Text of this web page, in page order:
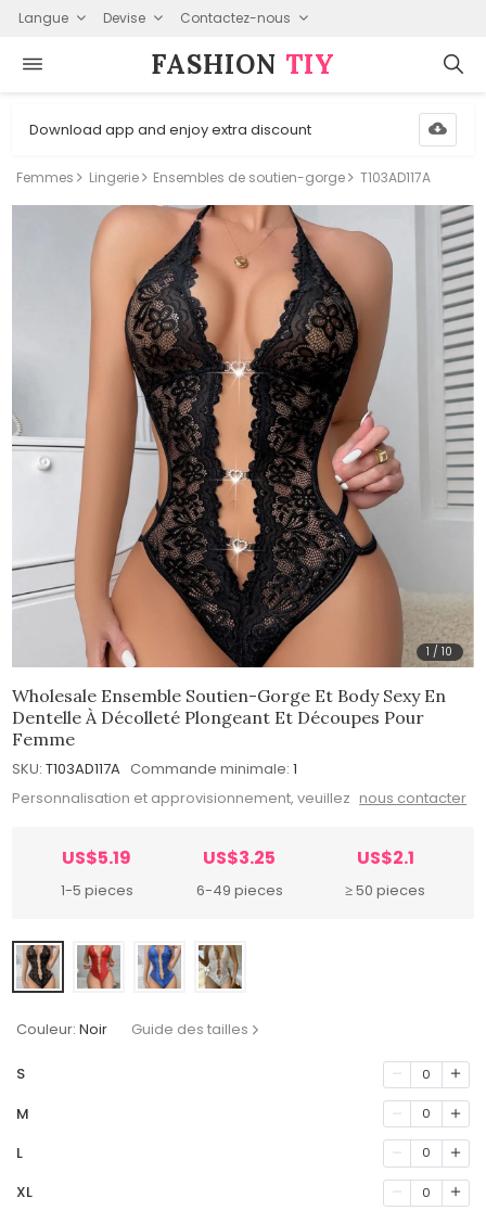
Langue Devise Contactez-nous
FASHION⁠ TIY
Download app and enjoy extra discount
Femmes Lingerie Ensembles de soutien-gorge T103AD117A
1 /10
Wholesale Ensemble Soutien-Gorge Et Body Sexy En
Dentelle À Décolleté Plongeant Et Découpes Pour
Femme
SKU: T103AD117A Commande minimale: 1
Personnalisation et approvisionnement, veuillez nous contacter
US$5.19
1-5 pieces
US$3.25
6-49 pieces
US$2.1
≥ 50 pieces
Couleur: Noir Guide des tailles
S 0
M 0
L 0
XL 0